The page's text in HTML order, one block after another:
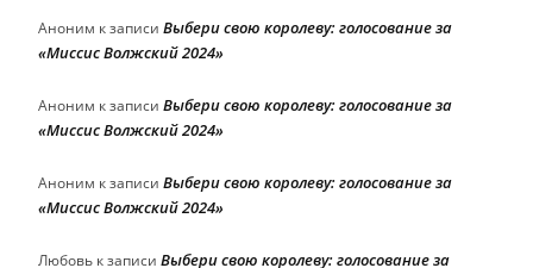
Аноним к записи Выбери свою королеву: голосование за
«Миссис Волжский 2024»
Аноним к записи Выбери свою королеву: голосование за
«Миссис Волжский 2024»
Аноним к записи Выбери свою королеву: голосование за
«Миссис Волжский 2024»
Любовь к записи Выбери свою королеву: голосование за